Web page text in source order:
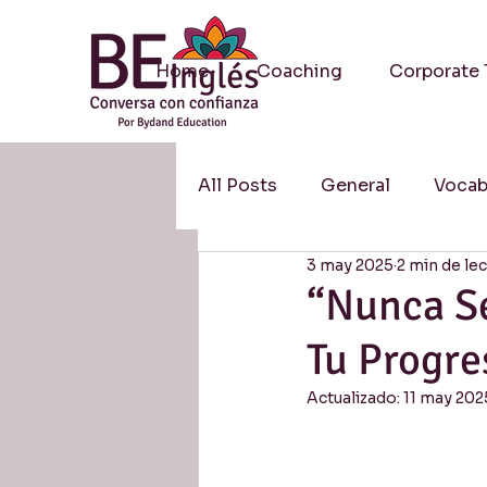
Home Coaching Corporate
All Posts General
Methodology /
Resources / Recursos
“Nunca
Tu
3 may 2025 2 min de
Actualizado: 11 may